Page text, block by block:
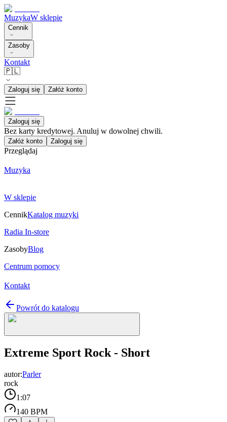
MuzykaW sklepie
Cennik
Zasoby
Kontakt
🇵🇱
Zaloguj się Załóż konto
Zaloguj się
Bez karty kredytowej. Anuluj w dowolnej chwili.
Załóż konto Zaloguj się
Przeglądaj
Muzyka
W sklepie
CennikKatalog muzyki
Radia In-store
ZasobyBlog
Centrum pomocy
Kontakt
Powrót do katalogu
Extreme Sport Rock - Short
autor:Parler
rock
1:07
140 BPM